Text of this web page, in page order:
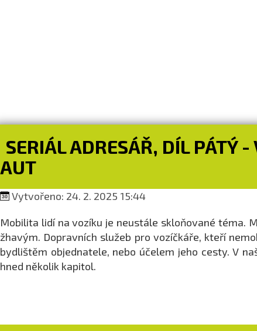
SERIÁL ADRESÁŘ, DÍL PÁTÝ
AUT
Vytvořeno: 24. 2. 2025 15:44
Mobilita lidí na vozíku je neustále skloňované téma.
žhavým. Dopravních služeb pro vozíčkáře, kteří
bydlištěm objednatele, nebo účelem jeho cesty. V
hned několik kapitol.